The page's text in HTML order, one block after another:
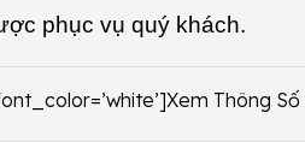
phục vụ quý khách.
Thông